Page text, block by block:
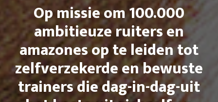
Op missie om 100.000
ambitieuze ruiters en
amazones op te leiden tot
zelfverzekerde en bewuste
trainers die dag-in-dag-uit